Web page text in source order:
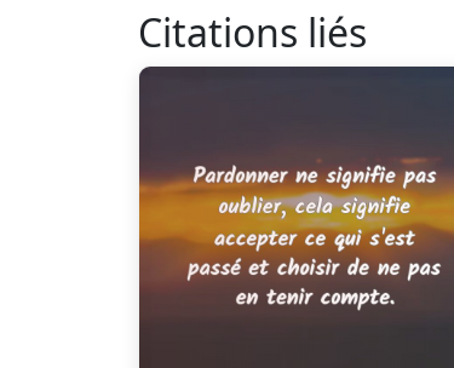
Citations liés